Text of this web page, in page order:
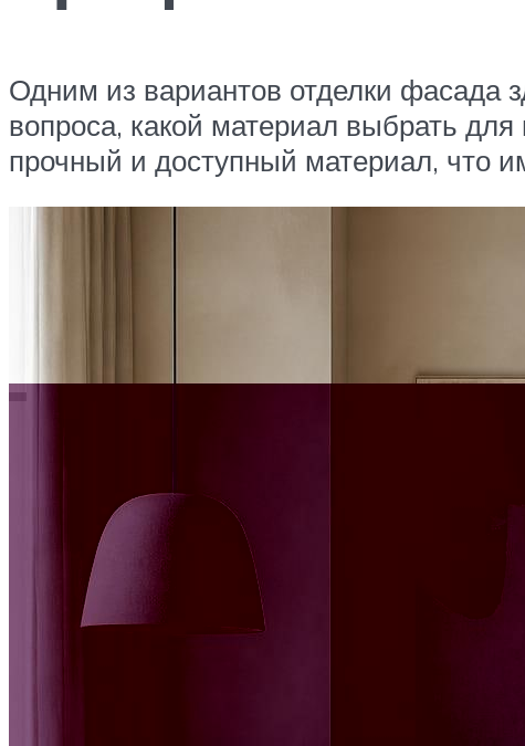
Одним из вариантов отделки фасада
вопроса, какой материал выбрать
прочный и доступный материал, что